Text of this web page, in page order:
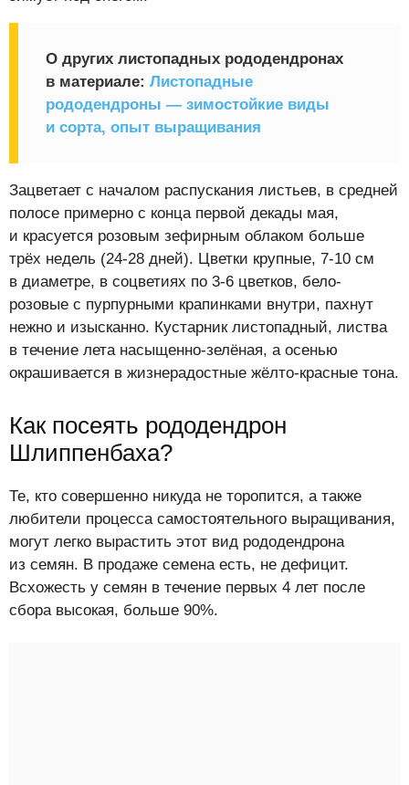
О других листопадных рододендронах
в материале: Листопадные
рододендроны — зимостойкие виды
и сорта, опыт выращивания
Зацветает с началом распускания листьев, в средней
полосе примерно с конца первой декады мая,
и красуется розовым зефирным облаком больше
трёх недель (24-28 дней). Цветки крупные, 7-10 см
в диаметре, в соцветиях по 3-6 цветков, бело-
розовые с пурпурными крапинками внутри, пахнут
нежно и изысканно. Кустарник листопадный, листва
в течение лета насыщенно-зелёная, а осенью
окрашивается в жизнерадостные жёлто-красные тона.
Как посеять рододендрон
Шлиппенбаха?
Те, кто совершенно никуда не торопится, а также
любители процесса самостоятельного выращивания,
могут легко вырастить этот вид рододендрона
из семян. В продаже семена есть, не дефицит.
Всхожесть у семян в течение первых 4 лет после
сбора высокая, больше 90%.